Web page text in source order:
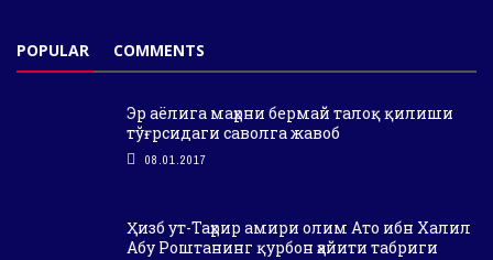
POPULAR COMMENTS
Эр аёлига маҳрни бермай талоқ қилиши
тўғрсидаги саволга жавоб
08.01.2017
Ҳизб ут-Таҳрир амири олим Ато ибн Халил
Абу Роштанинг қурбон ҳайити табриги